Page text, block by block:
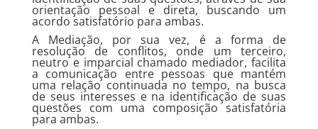
orientação pessoal e direta, buscando um
acordo satisfatório para ambas.
A Mediação, por sua vez, é a forma de
resolução de conflitos, onde um terceiro,
neutro e imparcial chamado mediador, facilita
a comunicação entre pessoas que mantém
uma relação continuada no tempo, na busca
de seus interesses e na identificação de suas
questões com uma composição satisfatória
para ambas.